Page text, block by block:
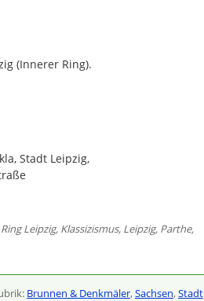
(Innerer Ring).
Stadt Leipzig,
Leipzig, Klassizismus, Leipzig, Parthe,
Brunnen & Denkmäler,Sachsen,Stadt